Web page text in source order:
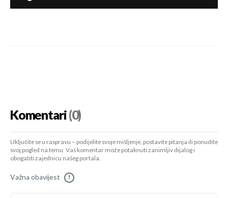
Komentari(0)
Uključite se u raspravu – podijelite svoje mišljenje, postavite pitanja ili ponudite
svoj pogled na temu. Vaš komentar može potaknuti zanimljiv dijalog i
obogatiti zajednicu našeg portala.
Važna obavijest !